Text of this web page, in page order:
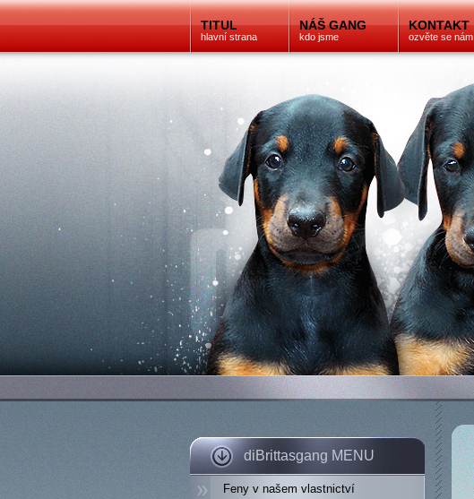
TITUL
hlavní strana
NÁŠ GANG
kdo jsme
KONTAKT
ozvěte se nám
diBrittasgang MENU
Feny v našem vlastnictví